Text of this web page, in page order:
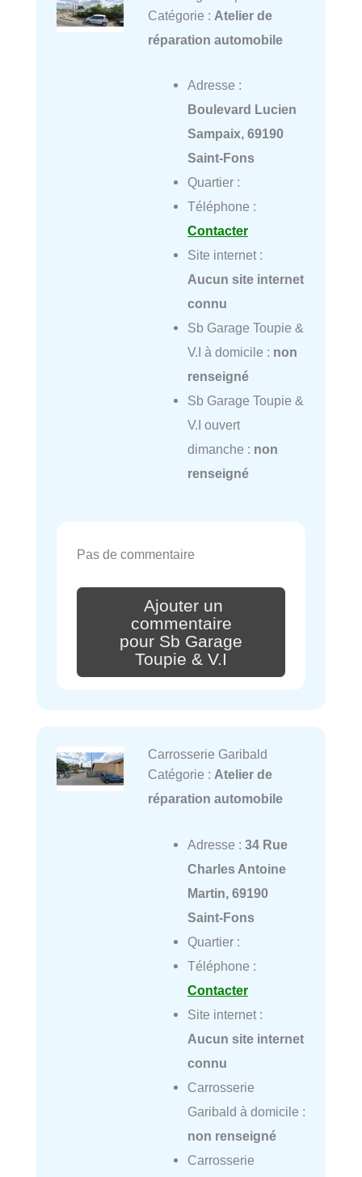
Catégorie : Atelier de
réparation automobile
Adresse :
Boulevard Lucien
Sampaix, 69190
Saint-Fons
Quartier :
Téléphone :
Contacter
Site internet :
Aucun site internet
connu
Sb Garage Toupie &
V.I à domicile : non
renseigné
Sb Garage Toupie &
V.I ouvert
dimanche : non
renseigné
Pas de commentaire
Ajouter un
commentaire
pour Sb Garage
Toupie & V.I
Carrosserie Garibald
Catégorie : Atelier de
réparation automobile
Adresse : 34 Rue
Charles Antoine
Martin, 69190
Saint-Fons
Quartier :
Téléphone :
Contacter
Site internet :
Aucun site internet
connu
Carrosserie
Garibald à domicile :
non renseigné
Carrosserie